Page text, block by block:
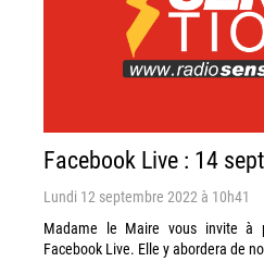
Facebook Live : 14
Lundi 12 septembre 2022 à 10h41
Madame le Maire vous invite à
Facebook Live. Elle y abordera de